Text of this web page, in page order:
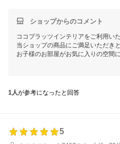
ショップからのコメント
ココプラッツインテリアをご利用い
当ショップの商品にご満足いただき
お子様のお部屋がお気に入りの空間
これからもお客様に喜んでいただ
またのご利用を心よりお待ちしており
1人が参考になったと回答
5